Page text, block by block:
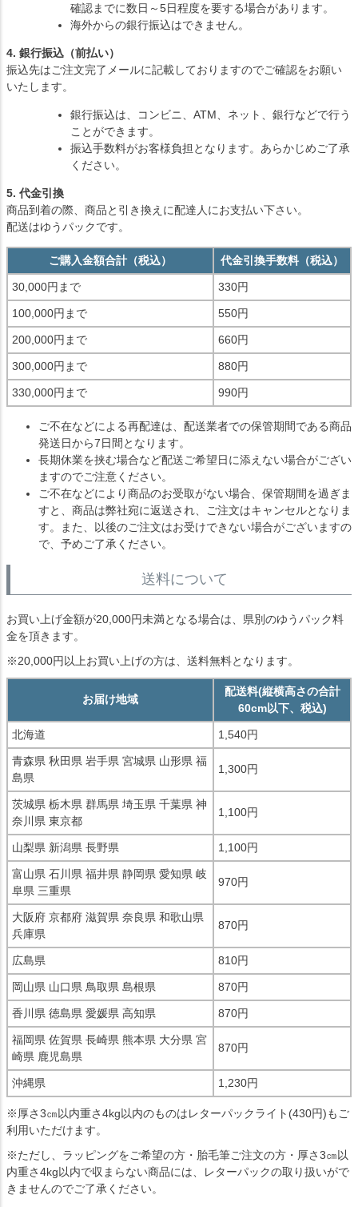
確認までに数日～5日程度を要する場合があります。
海外からの銀行振込はできません。
4. 銀行振込（前払い）
振込先はご注文完了メールに記載しておりますのでご確認をお願い
いたします。
銀行振込は、コンビニ、ATM、ネット、銀行などで行う
ことができます。
振込手数料がお客様負担となります。あらかじめご了承
ください。
5. 代金引換
商品到着の際、商品と引き換えに配達人にお支払い下さい。
配送はゆうパックです。
ご購入金額合計（税込） 代金引換手数料（税込）
30,000円まで 330円
100,000円まで 550円
200,000円まで 660円
300,000円まで 880円
330,000円まで 990円
ご不在などによる再配達は、配送業者での保管期間である商品
発送日から7日間となります。
長期休業を挟む場合など配送ご希望日に添えない場合がござい
ますのでご注意ください。
ご不在などにより商品のお受取がない場合、保管期間を過ぎま
すと、商品は弊社宛に返送され、ご注文はキャンセルとなりま
す。また、以後のご注文はお受けできない場合がございますの
で、予めご了承ください。
送料について
お買い上げ金額が20,000円未満となる場合は、県別のゆうパック料
金を頂きます。
※20,000円以上お買い上げの方は、送料無料となります。
お届け地域
配送料(縦横高さの合計
60cm以下、税込)
北海道 1,540円
青森県 秋田県 岩手県 宮城県 山形県 福
島県
1,300円
茨城県 栃木県 群馬県 埼玉県 千葉県 神
奈川県 東京都
1,100円
山梨県 新潟県 長野県 1,100円
富山県 石川県 福井県 静岡県 愛知県 岐
阜県 三重県
970円
大阪府 京都府 滋賀県 奈良県 和歌山県
兵庫県
870円
広島県 810円
岡山県 山口県 鳥取県 島根県 870円
香川県 徳島県 愛媛県 高知県 870円
福岡県 佐賀県 長崎県 熊本県 大分県 宮
崎県 鹿児島県
870円
沖縄県 1,230円
※厚さ3㎝以内重さ4kg以内のものはレターパックライト(430円)もご
利用いただけます。
※ただし、ラッピングをご希望の方・胎毛筆ご注文の方・厚さ3㎝以
内重さ4kg以内で収まらない商品には、レターパックの取り扱いがで
きませんのでご了承ください。